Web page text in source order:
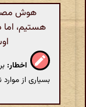
هوش
هستیم، اما
اخطار:
بسیاری از